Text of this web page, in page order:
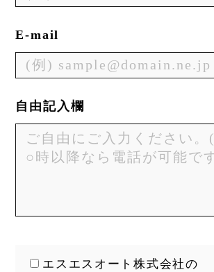
E-mail
自由記入欄
エスエスオート株式会社の